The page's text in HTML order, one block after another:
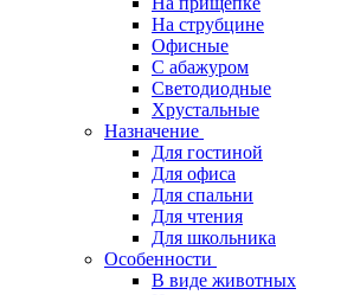
На струбцине
Офисные
С абажуром
Светодиодные
Хрустальные
Назначение
Для гостиной
Для офиса
Для спальни
Для чтения
Для школьника
Особенности
В виде животных